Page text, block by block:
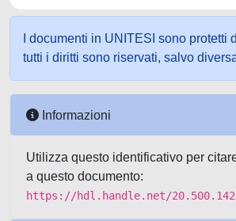
I documenti in UNITESI sono protetti
tutti i diritti sono riservati, salvo
Informazioni
Utilizza questo identificativo per
a questo documento:
https://hdl.handle.net/